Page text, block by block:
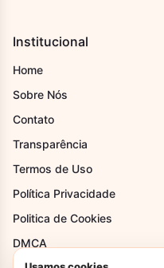
Institucional
Home
Sobre Nós
Contato
Transparência
Termos de Uso
Política Privacidade
Politica de Cookies
DMCA